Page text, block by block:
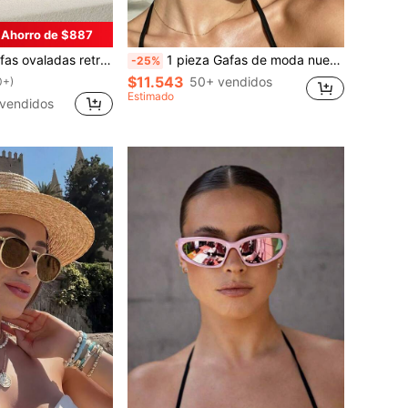
Ahorro de $887
de verano en la playa, viajes al aire libre, marco ovalado casual, adecuadas para atuendos y temporada de regreso a clases -25% 1 pieza Gafas de moda nuevas de verano, gafas unisex de estilo retro bohemio Y2K con montura de metal de ojo de gato, elegantes gafas de estilo callejero, ideales para uso diario, vacaciones, playa, fiestas, regalo para estudiantes
$11.543 50+ vendidos
Estimado